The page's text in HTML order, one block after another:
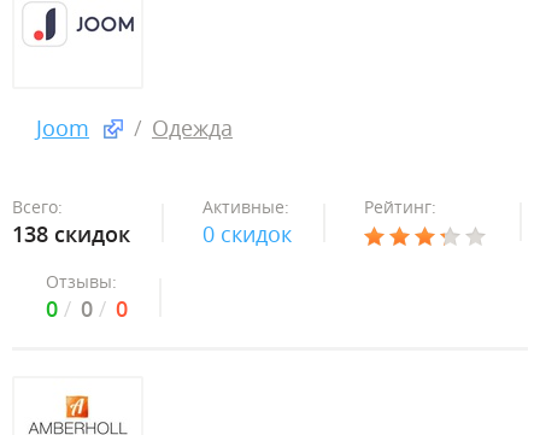
Joom Одежда
Всего:
138 скидок
Активные:
0 скидок
Рейтинг:
Отзывы:
0 0 0